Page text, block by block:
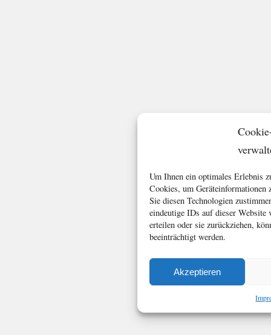
Um Ihnen ein optimales Erlebnis
Cookies, um Geräteinformationen
Sie diesen Technologien
eindeutige IDs auf dieser
erteilen oder sie zurückziehen,
beeinträchtigt werden.
Akzeptieren